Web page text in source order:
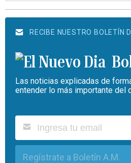
RECIBE NUESTRO BOLETÍN
Las noticias explicadas de
entender lo más importante del
Regístrate a Boletín A.M.